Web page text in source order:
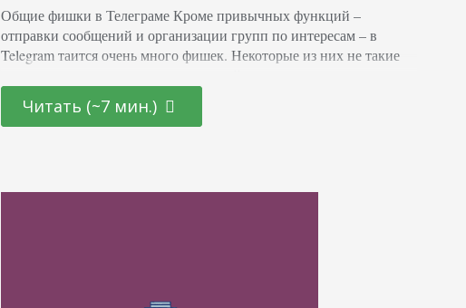
Общие фишки в Телеграме Кроме привычных функций –
отправки сообщений и организации групп по интересам – в
Telegram таится очень много фишек. Некоторые из них не такие
есть. Форматирование стиля текста В мессенджере вы можете
выбрать начертание текста самостоятельно: выделить жирным
Читать (~7 мин.)